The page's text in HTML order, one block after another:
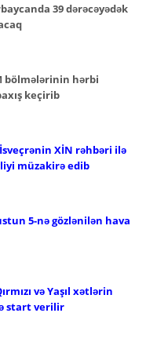
39 dərəcəyədək
bölmələrinin hərbi
keçirib
XİN rəhbəri ilə
müzakirə edib
5-nə gözlənilən hava
və Yaşıl xətlərin
start verilir